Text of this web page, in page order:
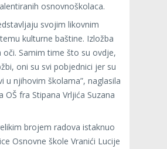
osnovnoškolaca.
svojim likovnim
kulturne baštine. Izložba
oči. Samim time što su ovdje,
oni su svi pobjednici jer su
u njihovim školama”, naglasila
OŠ fra Stipana Vrljića Suzana
brojem radova istaknuo
Osnovne škole Vranići Lucije